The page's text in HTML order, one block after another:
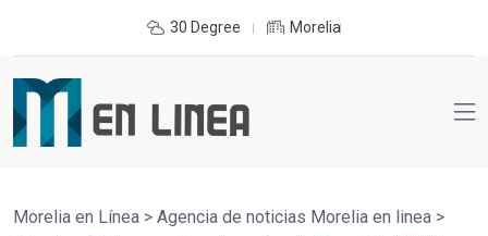
30 Degree Morelia
Morelia en Línea > Agencia de noticias Morelia en linea >